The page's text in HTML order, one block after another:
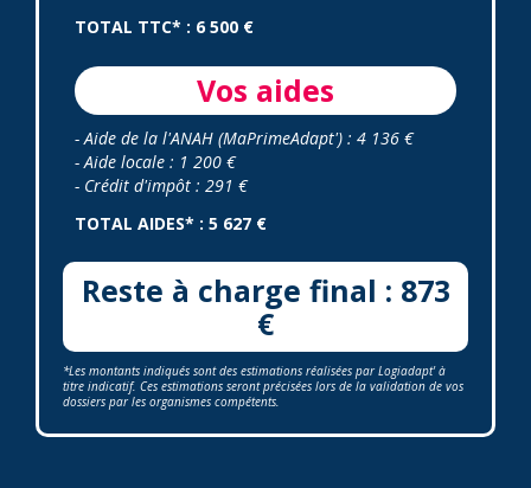
TOTAL TTC* : 6 500 €
Vos aides
- Aide de la l'ANAH (MaPrimeAdapt') : 4 136 €
- Aide locale : 1 200 €
- Crédit d'impôt : 291 €
TOTAL AIDES* : 5 627 €
Reste à charge final : 873
€
*Les montants indiqués sont des estimations réalisées par Logiadapt' à
titre indicatif. Ces estimations seront précisées lors de la validation de vos
dossiers par les organismes compétents.